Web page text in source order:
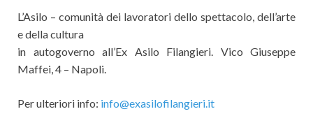
L’Asilo – comunità dei lavoratori dello spettacolo, dell’arte
e della cultura
in autogoverno all’Ex Asilo Filangieri. Vico Giuseppe
Maffei, 4 – Napoli.
Per ulteriori info: info@exasilofilangieri.it